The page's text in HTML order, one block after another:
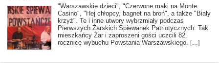
"Warszawskie dzieci", "Czerwone maki na Monte
Casino", "Hej chłopcy, bagnet na broń", a także "Biały
krzyż". Te i inne utwory wybrzmiały podczas
Pierwszych Żarskich Śpiewanek Patriotycznych. Tak
mieszkańcy Żar i zaproszeni gości uczcili 82.
rocznicę wybuchu Powstania Warszawskiego. [...]